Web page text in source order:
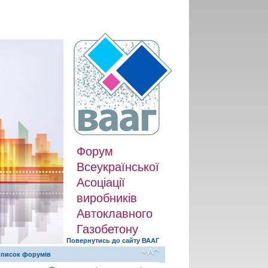
Форум
Всеукраїнської
Асоціації
виробників
Автоклавного
Газобетону
Повернутись до сайту ВААГ
форумів